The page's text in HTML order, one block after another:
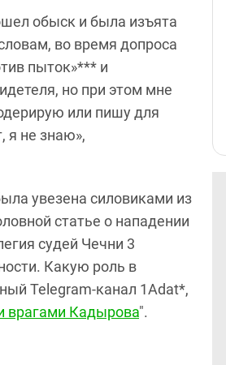
обыск и была изъята
во время допроса
пыток»*** и
но при этом мне
или пишу для
я не знаю»,
увезена силовиками из
статье о нападении
судей Чечни 3
Какую роль в
Telegram-канал 1Adat*,
врагами Кадырова".